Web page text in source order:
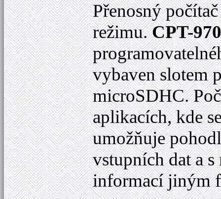
Přenosný
režimu.CPT-
vybaven slotem
microSDHC.
aplikacích, kde
umožňuje
vstupních dat a s
informací jiným